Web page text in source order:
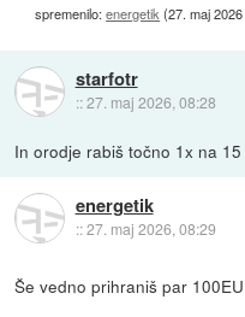
spremenilo:energetik (27. maj
starfotr
::27. maj 2026, 08:28
In orodje rabiš točno 1x na 15
energetik
::27. maj 2026, 08:29
Še vedno prihraniš par